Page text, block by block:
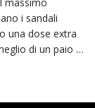
i sandali
una dose extra
di un paio di
sandali estivi e